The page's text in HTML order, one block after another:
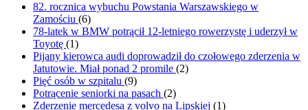
82. rocznica wybuchu Powstania Warszawskiego w
Zamościu (6)
78-latek w BMW potrącił 12-letniego rowerzystę i uderzył w
Toyotę (1)
Pijany kierowca audi doprowadził do czołowego zderzenia w
Jatutowie. Miał ponad 2 promile (2)
Pięć osób w szpitalu (9)
Potrącenie seniorki na pasach (2)
Zderzenie mercedesa z volvo na Lipskiej (1)